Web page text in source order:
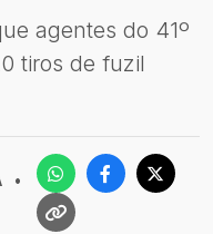
agentes do 41º
tiros de fuzil
•